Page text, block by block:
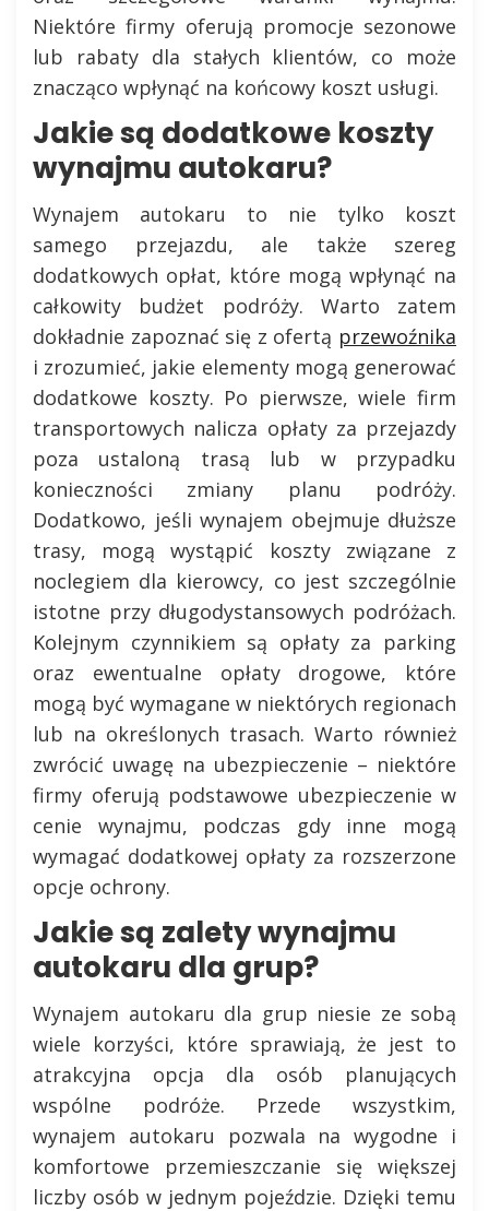
Niektóre firmy oferują promocje sezonowe
lub rabaty dla stałych klientów, co może
znacząco wpłynąć na końcowy koszt usługi.
Jakie są dodatkowe koszty
wynajmu autokaru?
Wynajem autokaru to nie tylko koszt
samego przejazdu, ale także szereg
dodatkowych opłat, które mogą wpłynąć na
całkowity budżet podróży. Warto zatem
dokładnie zapoznać się z ofertą przewoźnika
i zrozumieć, jakie elementy mogą generować
dodatkowe koszty. Po pierwsze, wiele firm
transportowych nalicza opłaty za przejazdy
poza ustaloną trasą lub w przypadku
konieczności zmiany planu podróży.
Dodatkowo, jeśli wynajem obejmuje dłuższe
trasy, mogą wystąpić koszty związane z
noclegiem dla kierowcy, co jest szczególnie
istotne przy długodystansowych podróżach.
Kolejnym czynnikiem są opłaty za parking
oraz ewentualne opłaty drogowe, które
mogą być wymagane w niektórych regionach
lub na określonych trasach. Warto również
zwrócić uwagę na ubezpieczenie – niektóre
firmy oferują podstawowe ubezpieczenie w
cenie wynajmu, podczas gdy inne mogą
wymagać dodatkowej opłaty za rozszerzone
opcje ochrony.
Jakie są zalety wynajmu
autokaru dla grup?
Wynajem autokaru dla grup niesie ze sobą
wiele korzyści, które sprawiają, że jest to
atrakcyjna opcja dla osób planujących
wspólne podróże. Przede wszystkim,
wynajem autokaru pozwala na wygodne i
komfortowe przemieszczanie się większej
liczby osób w jednym pojeździe. Dzięki temu